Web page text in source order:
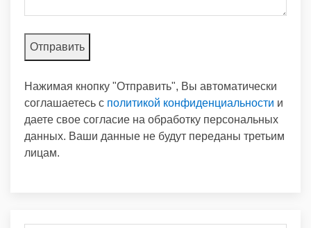
Нажимая кнопку "Отправить", Вы автоматически
соглашаетесь с политикой конфиденциальности и
даете свое согласие на обработку персональных
данных. Ваши данные не будут переданы третьим
лицам.